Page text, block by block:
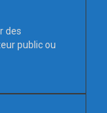
des
public ou